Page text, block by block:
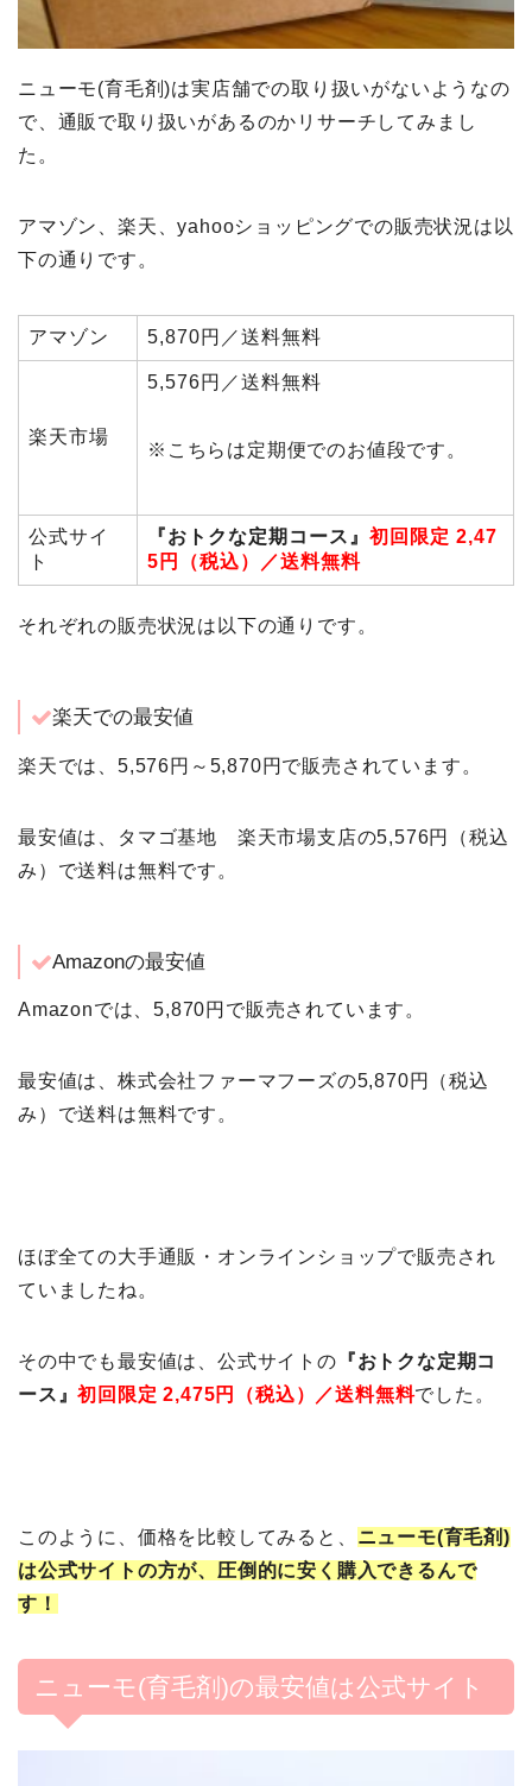
ニューモ(育毛剤)は実店舗での取り扱いがないようなの
で、通販で取り扱いがあるのかリサーチしてみまし
た。
アマゾン、楽天、yahooショッピングでの販売状況は以
下の通りです。
アマゾン 5,870円／送料無料
楽天市場
5,576円／送料無料
※こちらは定期便でのお値段です。
公式サイ
ト
『おトクな定期コース』 初回限定 2,47
5 円 （税込）／送料無料
それぞれの販売状況は以下の通りです。
楽天での最安値
楽天では、5,576円～5,870円で販売されています。
最安値は、タマゴ基地 楽天市場支店の5,576円（税込
み）で送料は無料です。
Amazonの最安値
Amazonでは、5,870円で販売されています。
最安値は、株式会社ファーマフーズの5,870円（税込
み）で送料は無料です。
ほぼ全ての大手通販・オンラインショップで販売され
ていましたね。
その中でも最安値は、公式サイトの 『おトクな定期コ
ース』初回限定 2,475円（税込）／送料無料でした。
このように、価格を比較してみると、 ニューモ(育毛剤)
は公式サイトの方が、圧倒的に安く購入できるんで
す！
ニューモ(育毛剤)の最安値は公式サイト